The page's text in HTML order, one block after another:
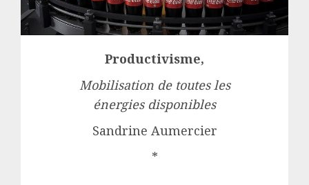
Productivisme,
Mobilisation de toutes les
énergies disponibles
Sandrine Aumercier
*